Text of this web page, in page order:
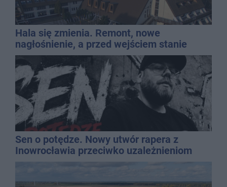
Hala się zmienia. Remont, nowe
nagłośnienie, a przed wejściem stanie
QEMETICA ARENA
Sen o potędze. Nowy utwór rapera z
Inowrocławia przeciwko uzależnieniom